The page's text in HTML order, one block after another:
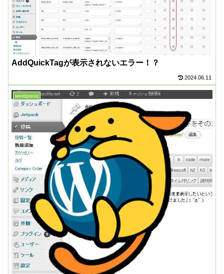
AddQuickTagが表示されないエラー！？
2024.06.11
wordpress